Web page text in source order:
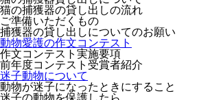
猫の捕獲器の貸し出しの流れ
ご準備いただくもの
捕獲器の貸し出しについてのお願い
動物愛護の作文コンテスト
作文コンテスト実施要項
前年度コンテスト受賞者紹介
迷子動物について
動物が迷子になったときにすること
迷子の動物を保護したら